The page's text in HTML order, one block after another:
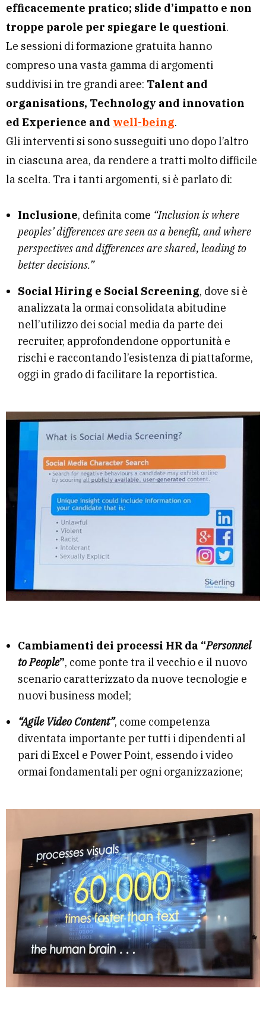
efficacemente pratico; slide d’impatto e non
troppe parole per spiegare le questioni.
Le sessioni di formazione gratuita hanno
compreso una vasta gamma di argomenti
suddivisi in tre grandi aree: Talent and
organisations, Technology and innovation
ed Experience and well-being.
Gli interventi si sono susseguiti uno dopo l’altro
in ciascuna area, da rendere a tratti molto difficile
la scelta. Tra i tanti argomenti, si è parlato di:
Inclusione, definita come “Inclusion is where
peoples’ differences are seen as a benefit, and where
perspectives and differences are shared, leading to
better decisions.”
Social Hiring e Social Screening, dove si è
analizzata la ormai consolidata abitudine
nell’utilizzo dei social media da parte dei
recruiter, approfondendone opportunità e
rischi e raccontando l’esistenza di piattaforme,
oggi in grado di facilitare la reportistica.
Cambiamenti dei processi HR da “Personnel
to People”, come ponte tra il vecchio e il nuovo
scenario caratterizzato da nuove tecnologie e
nuovi business model;
“Agile Video Content”, come competenza
diventata importante per tutti i dipendenti al
pari di Excel e Power Point, essendo i video
ormai fondamentali per ogni organizzazione;